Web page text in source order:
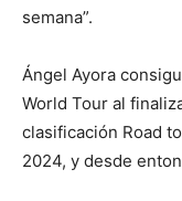
semana”.
Ángel Ayora
World Tour al
clasificación Road
2024, y desde